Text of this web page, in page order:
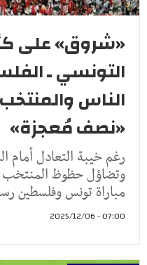
«شروق» على
التونسي ـ
الناس
«نصف مُعجزة»
رغم خيبة التعادل أمام
وتضاؤل حظوظ المنتخب
مباراة تونس وفلسطين
07:00 - 2025/12/06